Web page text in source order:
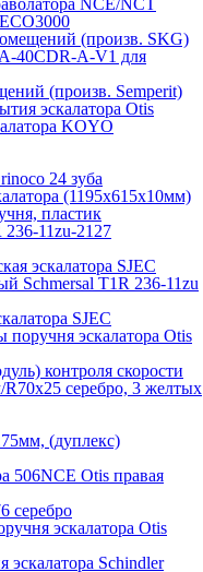
NCE/NCT
(произв. SKG)
40CDR-A-V1 для
(произв. Semperit)
эскалатора Otis
KOYO
24 зуба
(1195х615х10мм)
пластик
11zu-2127
эскалатора SJEC
Schmersal T1R 236-11zu
SJEC
эскалатора Otis
контроля скорости
R70x25 серебро, 3 желтых
(дуплекс)
506NCE Otis правая
серебро
эскалатора Otis
эскалатора Schindler